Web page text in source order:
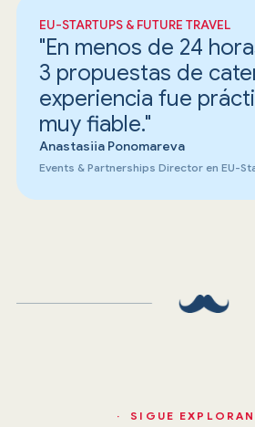
EU-STARTUPS & FUTURE TRAVEL
"En menos de 24
3 propuestas de
experiencia fue
muy fiable."
Anastasiia Ponomareva
Events & Partnerships Director en EU-
· SIGUE